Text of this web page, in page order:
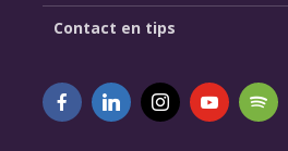
Contact en tips